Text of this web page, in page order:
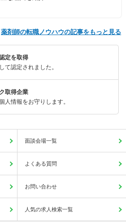
薬剤師の転職ノウハウの記事をもっと見る
定を取得
て認定されました。
取得企業
人情報をお守りします。
面談会場一覧
よくある質問
お問い合わせ
人気の求人検索一覧